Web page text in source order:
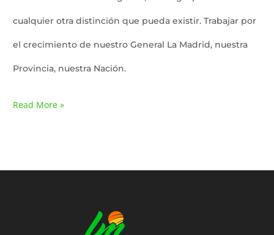
cualquier otra distinción que pueda existir. Trabajar por
el crecimiento de nuestro General La Madrid, nuestra
Provincia, nuestra Nación.
Read More »